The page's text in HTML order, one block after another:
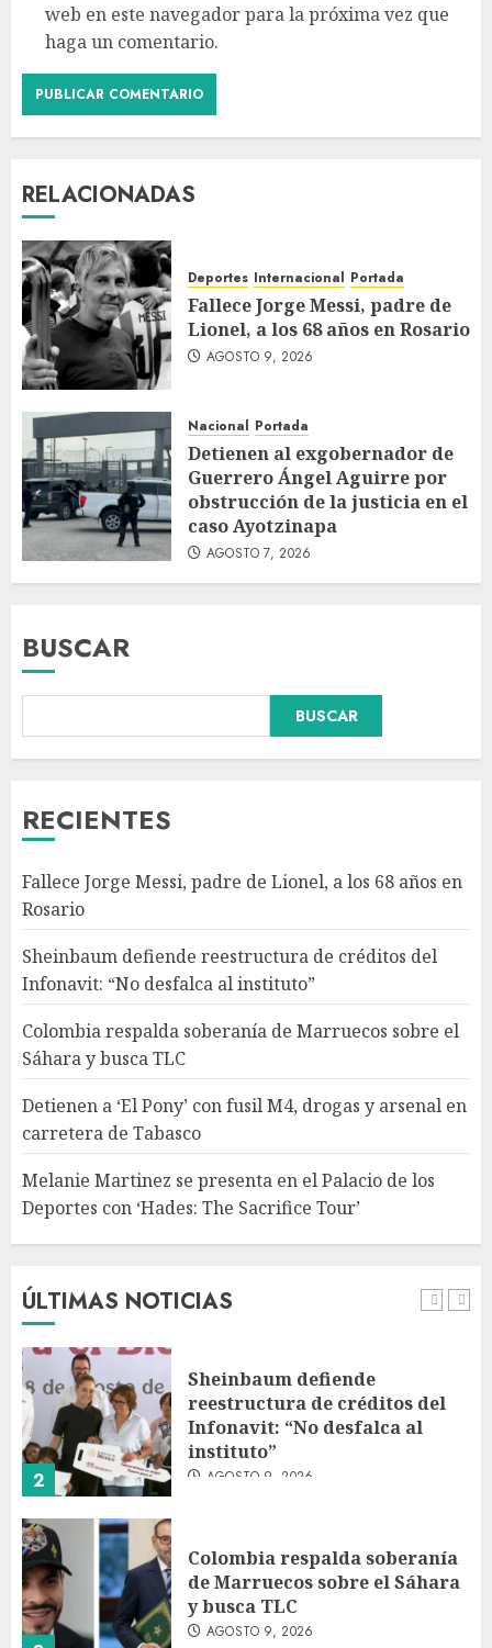
web en este navegador para la próxima vez que
haga un comentario.
RELACIONADAS
Deportes Internacional Portada
Fallece Jorge Messi, padre de
Lionel, a los 68 años en Rosario
AGOSTO 9, 2026
Nacional Portada
Detienen al exgobernador de
Guerrero Ángel Aguirre por
obstrucción de la justicia en el
caso Ayotzinapa
AGOSTO 7, 2026
BUSCAR
BUSCAR
RECIENTES
Fallece Jorge Messi, padre de Lionel, a los 68 años en
Rosario
Sheinbaum defiende reestructura de créditos del
Infonavit: “No desfalca al instituto”
Colombia respalda soberanía de Marruecos sobre el
Sáhara y busca TLC
Detienen a ‘El Pony’ con fusil M4, drogas y arsenal en
carretera de Tabasco
Melanie Martinez se presenta en el Palacio de los
Deportes con ‘Hades: The Sacrifice Tour’
ÚLTIMAS NOTICIAS
Colombia respalda soberanía
de Marruecos sobre el Sáhara
4
Detienen a ‘El Pony’ con fusil
M4, drogas y arsenal en
5
Melanie Martinez se presenta
con ‘Hades: The Sacrifice Tour’
AGOSTO 9, 2026
1
Lionel, a los 68 años en Rosario
2
Sheinbaum defiende
reestructura de créditos del
Infonavit: “No desfalca al
instituto”
AGOSTO 9, 2026
Colombia respalda soberanía
de Marruecos sobre el Sáhara
y busca TLC
AGOSTO 9, 2026